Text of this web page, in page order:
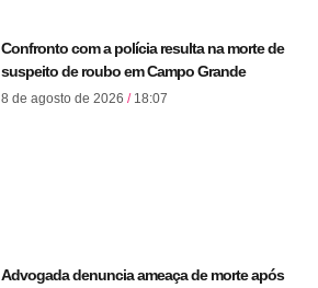
Confronto com a polícia resulta na morte de
suspeito de roubo em Campo Grande
8 de agosto de 2026 18:07
Advogada denuncia ameaça de morte após